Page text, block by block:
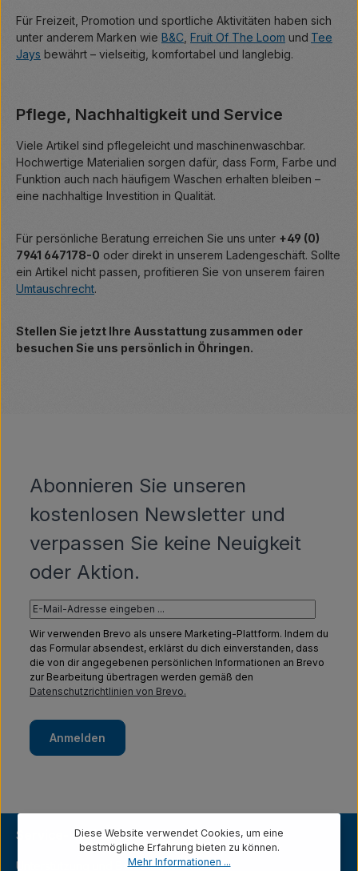
Für Freizeit, Promotion und sportliche Aktivitäten haben sich
unter anderem Marken wie B&C Fruit Of The Loom und Tee
Jays bewährt – vielseitig, komfortabel und langlebig.
Pflege, Nachhaltigkeit und Service
Viele Artikel sind pflegeleicht und maschinenwaschbar.
Hochwertige Materialien sorgen dafür, dass Form, Farbe und
Funktion auch nach häufigem Waschen erhalten bleiben –
eine nachhaltige Investition in Qualität.
Für persönliche Beratung erreichen Sie uns unter +49 (0)
7941 647178-0 oder direkt in unserem Ladengeschäft. Sollte
ein Artikel nicht passen, profitieren Sie von unserem fairen
Umtauschrecht.
Stellen Sie jetzt Ihre Ausstattung zusammen oder
besuchen Sie uns persönlich in Öhringen.
Abonnieren Sie unseren
kostenlosen Newsletter und
verpassen Sie keine Neuigkeit
oder Aktion.
Wir verwenden Brevo als unsere Marketing-Plattform. Indem du
das Formular absendest, erklärst du dich einverstanden, dass
die von dir angegebenen persönlichen Informationen an Brevo
zur Bearbeitung übertragen werden gemäß den
Datenschutzrichtlinien von Brevo.
Anmelden
Service-Hotline
Unterstützung und Beratung unter:
Diese Website verwendet Cookies, um eine
bestmögliche Erfahrung bieten zu können.
Mehr Informationen ...